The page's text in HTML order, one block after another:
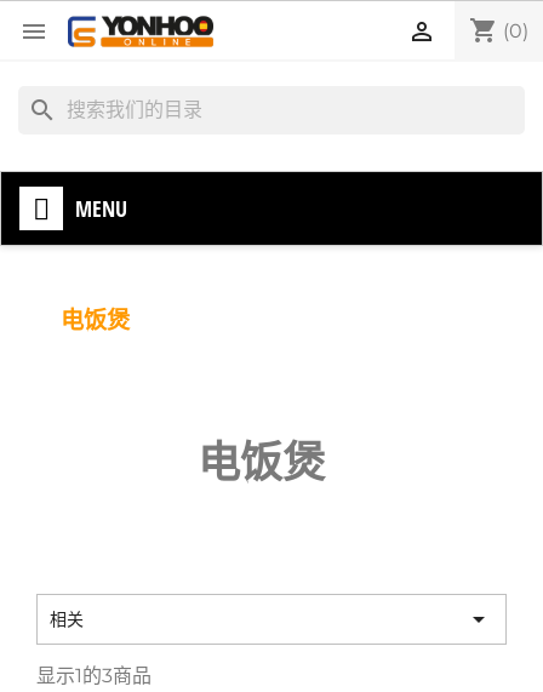
 shopping_cart (0)

search
MENU
电饭煲
电饭煲
相关 
显示1的3商品